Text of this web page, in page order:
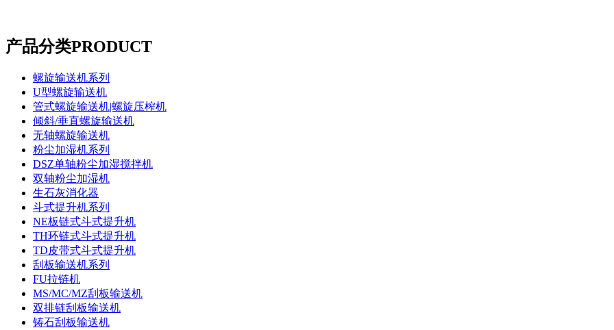
产品分类PRODUCT
螺旋输送机系列
U型螺旋输送机
管式螺旋输送机|螺旋压榨机
倾斜/垂直螺旋输送机
无轴螺旋输送机
粉尘加湿机系列
DSZ单轴粉尘加湿搅拌机
双轴粉尘加湿机
生石灰消化器
斗式提升机系列
NE板链式斗式提升机
TH环链式斗式提升机
TD皮带式斗式提升机
刮板输送机系列
FU拉链机
MS/MC/MZ刮板输送机
双排链刮板输送机
铸石刮板输送机